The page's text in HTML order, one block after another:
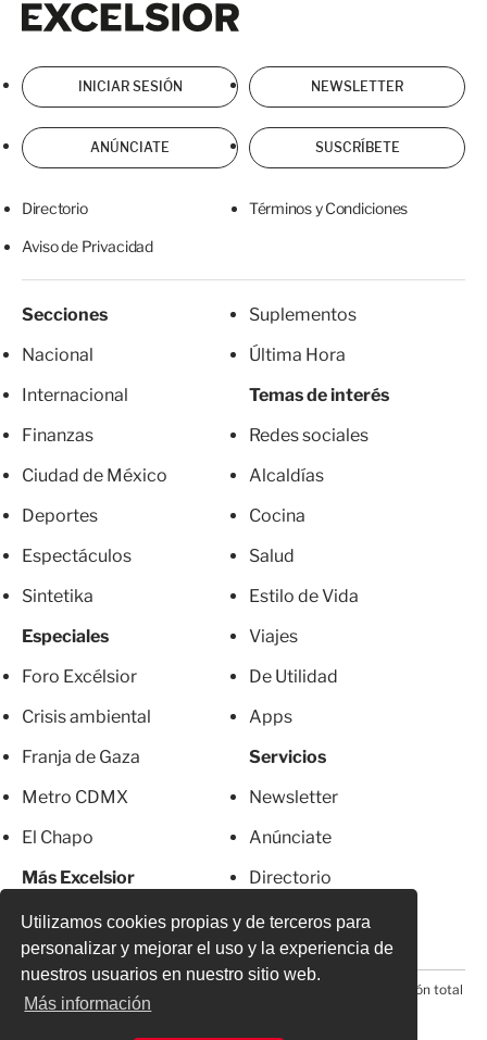
Utilizamos cookies propias y de terceros para
personalizar y mejorar el uso y la experiencia de
nuestros usuarios en nuestro sitio web.
Más información
INICIAR SESIÓN NEWSLETTER
ANÚNCIATE SUSCRÍBETE
Directorio Términos y Condiciones
Aviso de Privacidad
Secciones
Nacional
Internacional
Finanzas
Ciudad de México
Deportes
Espectáculos
Sintetika
Especiales
Foro Excélsior
Crisis ambiental
Franja de Gaza
Metro CDMX
El Chapo
Más Excelsior
Mujeres
Suplementos
Última Hora
Temas de interés
Redes sociales
Alcaldías
Cocina
Salud
Estilo de Vida
Viajes
De Utilidad
Apps
Servicios
Newsletter
Anúnciate
Directorio
Suscripciones
© 2026 Todos los derechos reservados. Prohibida la reproducción total
o parcial, incluyendo cualquier medio electrónico*